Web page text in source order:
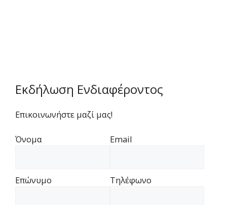
Εκδήλωση Ενδιαφέροντος
Επικοινωνήστε μαζί μας!
Όνομα
Επώνυμο
Email
Τηλέφωνο